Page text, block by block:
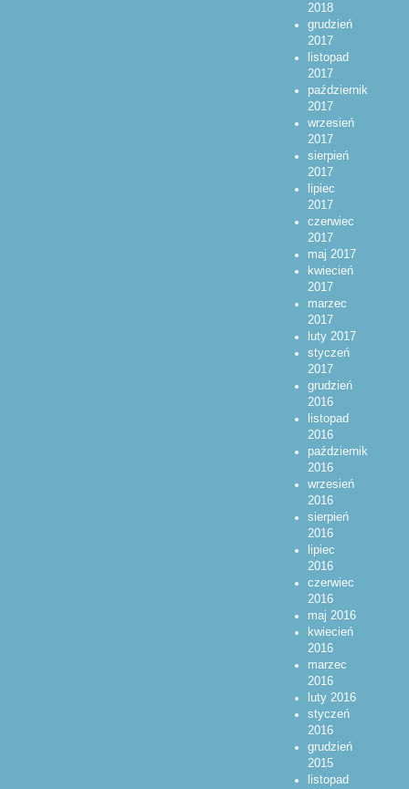
2018
grudzień
2017
listopad
2017
październik
2017
wrzesień
2017
sierpień
2017
lipiec
2017
czerwiec
2017
maj 2017
kwiecień
2017
marzec
2017
luty 2017
styczeń
2017
grudzień
2016
listopad
2016
październik
2016
wrzesień
2016
sierpień
2016
lipiec
2016
czerwiec
2016
maj 2016
kwiecień
2016
marzec
2016
luty 2016
styczeń
2016
grudzień
2015
listopad